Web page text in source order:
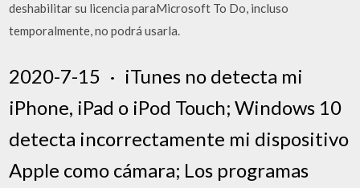
deshabilitar su licencia paraMicrosoft To Do, incluso
temporalmente, no podrá usarla.
2020-7-15 · iTunes no detecta mi
iPhone, iPad o iPod Touch; Windows 10
detecta incorrectamente mi dispositivo
Apple como cámara; Los programas